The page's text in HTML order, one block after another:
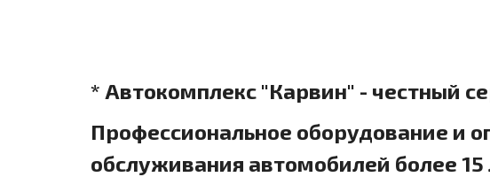
* Автокомплекс "Карвин" - честный
Профессиональное оборудование и
обслуживания автомобилей более 15